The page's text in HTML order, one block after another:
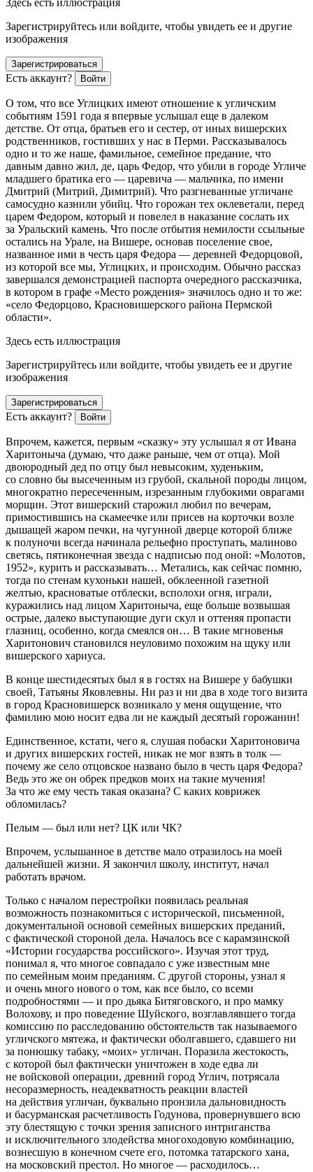
Здесь есть иллюстрация
Зарегистрируйтесь или войдите, чтобы увидеть ее и другие
изображения
Зарегистрироваться
Есть аккаунт? Войти
О том, что все Углицких имеют отношение к угличским
событиям 1591 года я впервые услышал еще в далеком
детстве. От отца, братьев его и сестер, от иных вишерских
родственников, гостивших у нас в Перми. Рассказывалось
одно и то же наше, фамильное, семейное предание, что
давным давно жил, де, царь Федор, что убили в городе Угличе
младшего братика его — царевича — мальчика, по имени
Дмитрий (Митрий, Димитрий). Что разгневанные угличане
самосудно казнили убийц. Что горожан тех оклеветали, перед
царем Федором, который и повелел в наказание сослать их
за Уральский камень. Что после отбытия немилости ссыльные
остались на Урале, на Вишере, основав поселение свое,
названное ими в честь царя Федора — деревней Федорцовой,
из которой все мы, Углицких, и происходим. Обычно рассказ
завершался демонстрацией паспорта очередного рассказчика,
в котором в графе «Место рождения» значилось одно и то же:
«село Федорцово, Красновишерского района Пермской
области».
Здесь есть иллюстрация
Зарегистрируйтесь или войдите, чтобы увидеть ее и другие
изображения
Зарегистрироваться
Есть аккаунт? Войти
Впрочем, кажется, первым «сказку» эту услышал я от Ивана
Харитоныча (думаю, что даже раньше, чем от отца). Мой
двоюродный дед по отцу был невысоким, худеньким,
со словно бы высеченным из грубой, скальной породы лицом,
многократно пересеченным, изрезанным глубокими оврагами
морщин. Этот вишерский старожил любил по вечерам,
примостившись на скамеечке или присев на корточки возле
дышащей жаром печки, на чугунной дверце которой ближе
к полуночи всегда начинала рельефно проступать, малиново
светясь, пятиконечная звезда с надписью под оной: «Молотов,
1952», курить и рассказывать… Метались, как сейчас помню,
тогда по стенам кухоньки нашей, обклеенной газетной
желтью, красноватые отблески, всполохи огня, играли,
куражились над лицом Харитоныча, еще больше возвышая
острые, далеко выступающие дуги скул и оттеняя пропасти
глазниц, особенно, когда смеялся он… В такие мгновенья
Харитонович становился неуловимо похожим на щуку или
вишерского хариуса.
В конце шестидесятых был я в гостях на Вишере у бабушки
своей, Татьяны Яковлевны. Ни раз и ни два в ходе того визита
в город Красновишерск возникало у меня ощущение, что
фамилию мою носит едва ли не каждый десятый горожанин!
Единственное, кстати, чего я, слушая побаски Харитоновича
и других вишерских гостей, никак не мог взять в толк —
почему же село отцовское названо было в честь царя Федора?
Ведь это же он обрек предков моих на такие мучения!
За что же ему честь такая оказана? С каких коврижек
обломилась?
Пелым — был или нет? ЦК или ЧК?
Впрочем, услышанное в детстве мало отразилось на моей
дальнейшей жизни. Я закончил школу, институт, начал
работать врачом.
Только с началом перестройки появилась реальная
возможность познакомиться с исторической, письменной,
документальной основой семейных вишерских преданий,
с фактической стороной дела. Началось все с карамзинской
«Истории государства российского». Изучая этот труд,
понимал я, что многое совпадало с уже известным мне
по семейным моим преданиям. С другой стороны, узнал я
и очень много нового о том, как все было, со всеми
подробностями — и про дьяка Битяговского, и про мамку
Волохову, и про поведение Шуйского, возглавлявшего тогда
комиссию по расследованию обстоятельств так называемого
угличского мятежа, и фактически оболгавшего, сдавшего ни
за понюшку табаку, «моих» угличан. Поразила жестокость,
с которой был фактически уничтожен в ходе едва ли
не войсковой операции, древний город Углич, потрясала
несоразмерность, неадекватность реакции властей
на действия угличан, буквально пронзила дальновидность
и басурманская расчетливость Годунова, провернувшего всю
эту блестящую с точки зрения записного интриганства
и исключительного злодейства многоходовую комбинацию,
вознесшую в конечном счете его, потомка татарского хана,
на московский престол. Но многое — расходилось…